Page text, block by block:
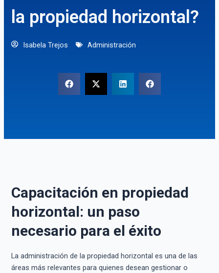
la propiedad horizontal?
Isabela Trejos Administración
Capacitación en propiedad
horizontal: un paso
necesario para el éxito
La administración de la propiedad horizontal es una de las
áreas más relevantes para quienes desean gestionar o